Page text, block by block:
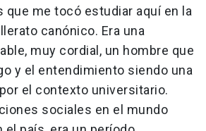
que me tocó estudiar aquí en la
canónico. Era una
muy cordial, un hombre que
y el entendimiento siendo una
el contexto universitario.
sociales en el mundo